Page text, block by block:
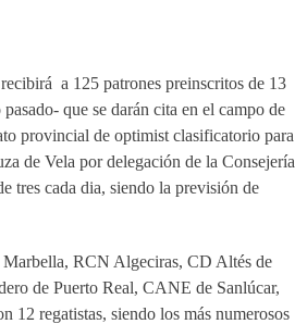
a 125 patrones preinscritos de 13
que se darán cita en el campo de
provincial de optimist clasificatorio para
de Vela por delegación de la Consejería
tres cada dia, siendo la previsión de
RCN Algeciras, CD Altés de
de Puerto Real, CANE de Sanlúcar,
regatistas, siendo los más numerosos